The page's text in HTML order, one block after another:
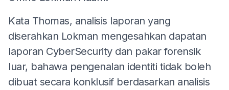
Kata Thomas, analisis laporan yang
diserahkan Lokman mengesahkan dapatan
laporan CyberSecurity dan pakar forensik
luar, bahawa pengenalan identiti tidak boleh
dibuat secara konklusif berdasarkan analisis